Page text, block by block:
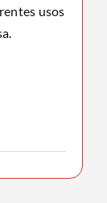
usos